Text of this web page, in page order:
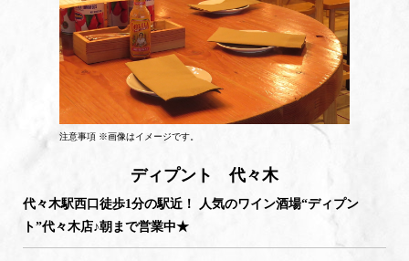
注意事項 ※画像はイメージです。
ディプント 代々木
代々木駅西口徒歩1分の駅近！ 人気のワイン酒場“ディプン
ト”代々木店♪朝まで営業中★